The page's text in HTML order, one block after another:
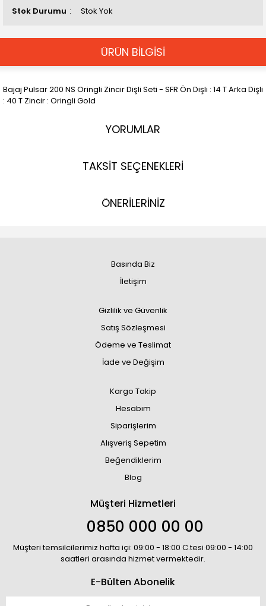
Stok Durumu Stok Yok
ÜRÜN BİLGİSİ
Bajaj Pulsar 200 NS Oringli Zincir Dişli Seti - SFR Ön Dişli : 14 T Arka Dişli
: 40 T Zincir : Oringli Gold
YORUMLAR
TAKSİT SEÇENEKLERİ
ÖNERİLERİNİZ
Basında Biz
İletişim
Gizlilik ve Güvenlik
Satış Sözleşmesi
Ödeme ve Teslimat
İade ve Değişim
Kargo Takip
Hesabım
Siparişlerim
Alışveriş Sepetim
Beğendiklerim
Blog
Müşteri Hizmetleri
0850 000 00 00
Müşteri temsilcilerimiz hafta içi: 09:00 - 18:00 C.tesi 09:00 - 14:00
saatleri arasında hizmet vermektedir.
E-Bülten Abonelik